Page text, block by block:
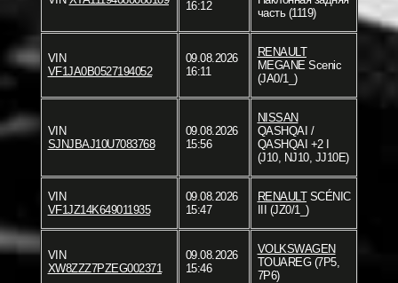
16:12
часть (1119)
VIN
VF1JA0B0527194052
09.08.2026
16:11
RENAULT
MEGANE Scenic
(JA0/1_)
VIN
SJNJBAJ10U7083768
09.08.2026
15:56
NISSAN
QASHQAI /
QASHQAI +2 I
(J10, NJ10, JJ10E)
VIN
VF1JZ14K649011935
09.08.2026
15:47
RENAULTSCÉNIC
III (JZ0/1_)
VIN
XW8ZZZ7PZEG002371
09.08.2026
15:46
VOLKSWAGEN
TOUAREG (7P5,
7P6)